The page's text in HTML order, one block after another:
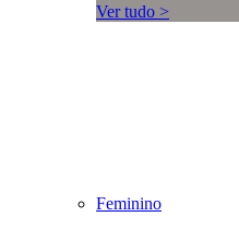
Ver tudo >
Feminino